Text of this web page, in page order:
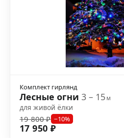
Комплект гирлянд
Лесные огни 3 – 15м
для живой ёлки
19 800 ₽ −10%
17 950 ₽